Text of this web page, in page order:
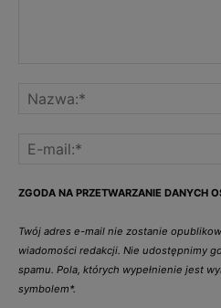
ZGODA NA PRZETWARZANIE DANYCH
Twój adres e-mail nie zostanie
wiadomości redakcji. Nie udostępnimy
spamu. Pola, których wypełnienie jest
symbolem*.